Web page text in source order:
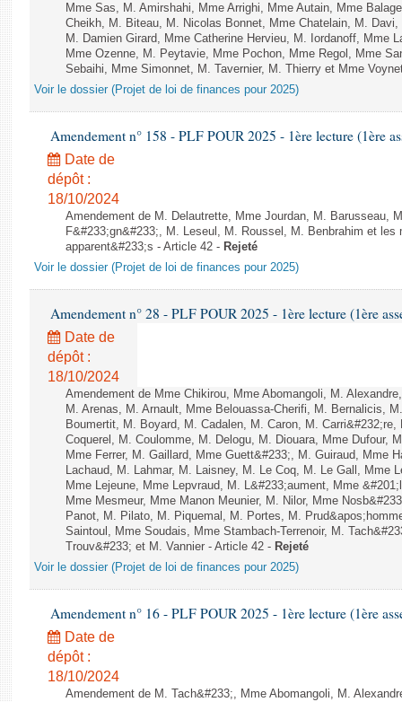
Budget et sécurité sociale
Questions écrites et orales
Comptes rendus des débats
Mme Sas, M. Amirshahi, Mme Arrighi, Mme Autain, Mme
Cheikh, M. Biteau, M. Nicolas Bonnet, Mme Chatelain, M.
M. Damien Girard, Mme Catherine Hervieu, M. Iordanoff, Mme
Mme Ozenne, M. Peytavie, Mme Pochon, Mme Regol, Mme
Sebaihi, Mme Simonnet, M. Tavernier, M. Thierry et Mme
Voir le dossier (Projet de loi de finances pour 2025)
Amendement n° 158 - PLF POUR 2025 - 1ère lecture (1ère
Date de
dépôt :
18/10/2024
Amendement de M. Delautrette, Mme Jourdan, M. Barusseau,
F&#233;gn&#233;, M. Leseul, M. Roussel, M. Benbrahim et
apparent&#233;s - Article 42 - Rejeté
Voir le dossier (Projet de loi de finances pour 2025)
Amendement n° 28 - PLF POUR 2025 - 1ère lecture (1ère
Date de
dépôt :
18/10/2024
Amendement de Mme Chikirou, Mme Abomangoli, M.
M. Arenas, M. Arnault, Mme Belouassa-Cherifi, M. Bernalicis,
Boumertit, M. Boyard, M. Cadalen, M. Caron, M.
Coquerel, M. Coulomme, M. Delogu, M. Diouara, Mme Dufour,
Mme Ferrer, M. Gaillard, Mme Guett&#233;, M. Guiraud, Mme
Lachaud, M. Lahmar, M. Laisney, M. Le Coq, M. Le Gall, Mme
Mme Lejeune, Mme Lepvraud, M. L&#233;aument, Mme
Mme Mesmeur, Mme Manon Meunier, M. Nilor, Mme
Panot, M. Pilato, M. Piquemal, M. Portes, M.
Saintoul, Mme Soudais, Mme Stambach-Terrenoir, M.
Trouv&#233; et M. Vannier - Article 42 - Rejeté
Voir le dossier (Projet de loi de finances pour 2025)
Amendement n° 16 - PLF POUR 2025 - 1ère lecture (1ère
Date de
dépôt :
18/10/2024
Amendement de M. Tach&#233;, Mme Abomangoli, M.